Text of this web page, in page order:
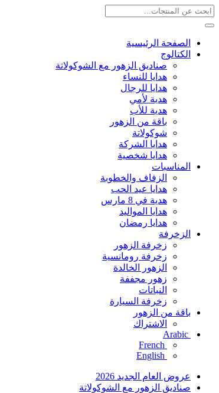
الصفحة الرئيسية
الكتالوج
صناديق الزهور مع الشوكولاتة
هدايا للنساء
هدايا للرجال
هدية لأمي
هدية للأب
باقة من الزهور
شوكولاتة
هدايا الشركة
هدايا شخصية
المناسبات
الزفاف والخطوبة
هدايا عيد الحب
هدية في 8 مارس
هدايا المواليد
هدايا رمضان
الزخرفة
زخرفة الزهور
زخرفة رومانسية
الزهور الخالدة
زهور مجففة
النباتات
زخرفة السيارة
باقة من الزهور
الاشتراك
Arabic
French
English
عروض العام الجديد 2026
صناديق الزهور مع الشوكولاتة